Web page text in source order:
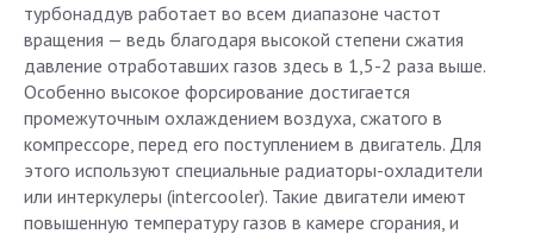
турбонаддув работает во всем диапазоне частот
вращения — ведь благодаря высокой степени сжатия
давление отработавших газов здесь в 1,5-2 раза выше.
Особенно высокое форсирование достигается
промежуточным охлаждением воздуха, сжатого в
компрессоре, перед его поступлением в двигатель. Для
этого используют специальные радиаторы-охладители
или интеркулеры (intercooler). Такие двигатели имеют
повышенную температуру газов в камере сгорания, и